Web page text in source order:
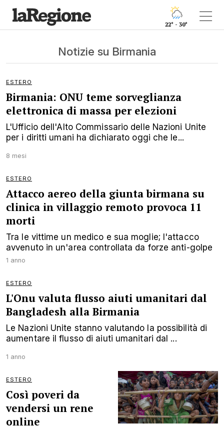
22° - 30°
Notizie su Birmania
ESTERO
Birmania: ONU teme sorveglianza
elettronica di massa per elezioni
L'Ufficio dell'Alto Commissario delle Nazioni Unite
per i diritti umani ha dichiarato oggi che le...
8 mesi
ESTERO
Attacco aereo della giunta birmana su
clinica in villaggio remoto provoca 11
morti
Tra le vittime un medico e sua moglie; l'attacco
avvenuto in un'area controllata da forze anti-golpe
1 anno
ESTERO
L'Onu valuta flusso aiuti umanitari dal
Bangladesh alla Birmania
Le Nazioni Unite stanno valutando la possibilità di
aumentare il flusso di aiuti umanitari dal ...
1 anno
ESTERO
Così poveri da
vendersi un rene
online